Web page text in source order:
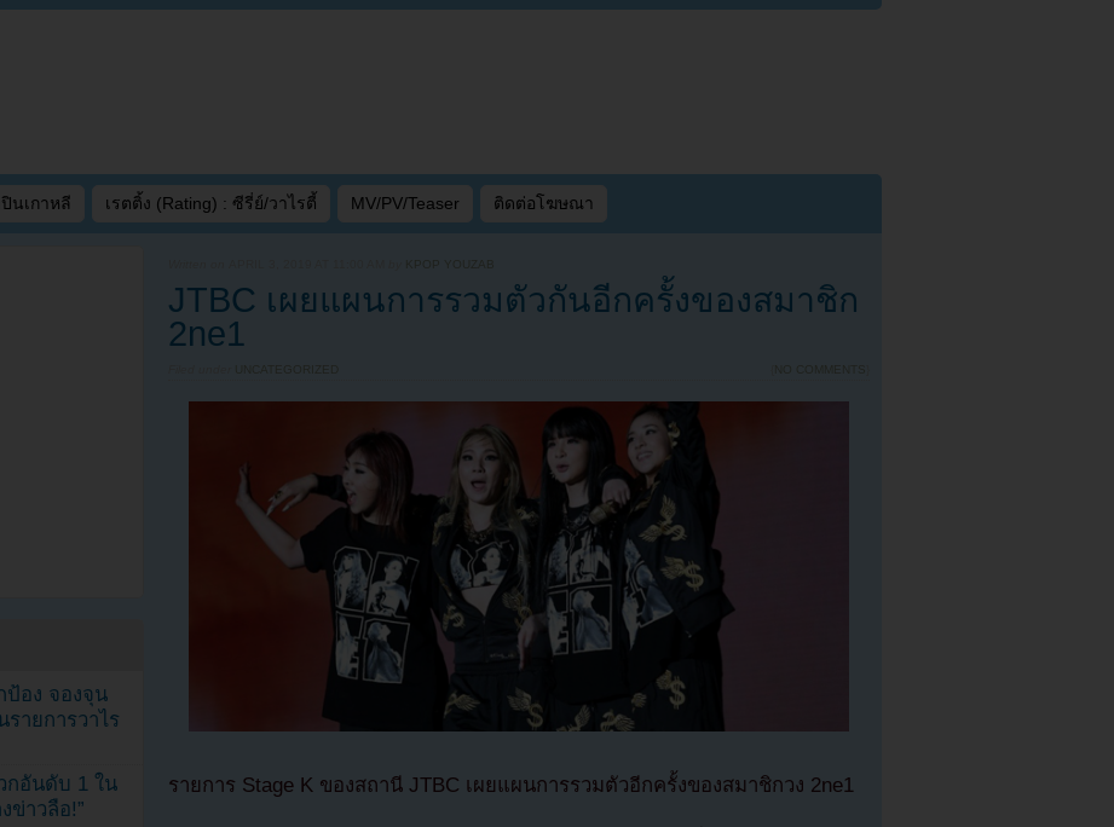
นเกาหลี เรตติ้ง (Rating) : ซีรี่ย์/วาไรตี้ MV/PV/Teaser ติดต่อโฆษณา
KPOP YOUZAB
JTBC เผยแผนการรวมตัวกันอีกครั้งของสมาชิก
2ne1
UNCATEGORIZED NO COMMENTS
รายการ Stage K ของสถานี JTBC เผยแผนการรวมตัวอีกครั้งของสมาชิกวง 2ne1
ป้อง จองจุน
ายการวาไร
กอันดับ 1 ใน
ข่าวลือ!”